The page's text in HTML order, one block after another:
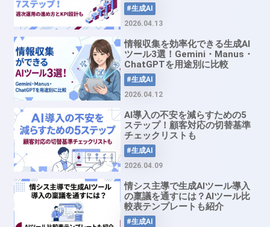
#生成AI
2026.04.13
情報収集を効率化できる生成AI
ツール3選！Gemini・Manus・
ChatGPTを用途別に比較
#生成AI
2026.04.12
AI導入の不安を減らすための5
ステップ！顧客対応の切替基準
チェックリストも
#生成AI
2026.04.09
情シス主導で生成AIツール導入
の稟議を通すには？AIツール比
較表テンプレートも紹介
#生成AI